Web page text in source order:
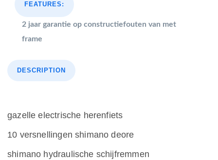
FEATURES:
2 jaar garantie op constructiefouten van met
frame
DESCRIPTION
gazelle electrische herenfiets
10 versnellingen shimano deore
shimano hydraulische schijfremmen